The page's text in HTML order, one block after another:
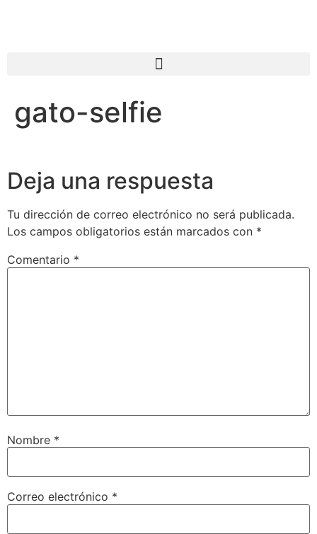
gato-selfie
Deja una respuesta
Tu dirección de correo electrónico no será publicada.
Los campos obligatorios están marcados con *
Comentario *
Nombre *
Correo electrónico *